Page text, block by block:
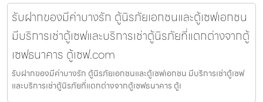
รับฝากของมีค่าบางรัก ตู้นิรภัยเอกชนและตู้เซฟเอกชน
มีบริการเช่าตู้เซฟและบริการเช่าตู้นิรภัยที่แตกต่างจากตู้
เซฟธนาคาร ตู้เซฟ.com
รับฝากของมีค่าบางรัก ตู้นิรภัยเอกชนและตู้เซฟเอกชน มีบริการเช่าตู้เซฟ
และบริการเช่าตู้นิรภัยที่แตกต่างจากตู้เซฟธนาคาร ตู้เ